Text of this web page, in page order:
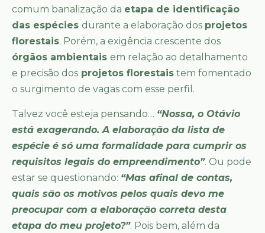
comum banalização da etapa de identificação
das espécies durante a elaboração dos projetos
florestais. Porém, a exigência crescente dos
órgãos ambientais em relação ao detalhamento
e precisão dos projetos florestais tem fomentado
o surgimento de vagas com esse perfil.
Talvez você esteja pensando… “Nossa, o Otávio
está exagerando. A elaboração da lista de
espécie é só uma formalidade para cumprir os
requisitos legais do empreendimento”. Ou pode
estar se questionando: “Mas afinal de contas,
quais são os motivos pelos quais devo me
preocupar com a elaboração correta desta
etapa do meu projeto?”. Pois bem, além da